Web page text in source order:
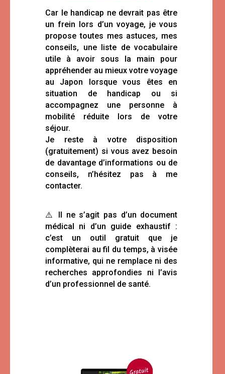
Car le handicap ne devrait pas être
un frein lors d’un voyage, je vous
propose toutes mes astuces, mes
conseils, une liste de vocabulaire
utile à avoir sous la main pour
appréhender au mieux votre voyage
au Japon lorsque vous êtes en
situation de handicap ou si
accompagnez une personne à
mobilité réduite lors de votre
séjour.
Je reste à votre disposition
(gratuitement) si vous avez besoin
de davantage d’informations ou de
conseils, n’hésitez pas à me
contacter.
⚠️ Il ne s’agit pas d’un document
médical ni d’un guide exhaustif :
c’est un outil gratuit que je
complèterai au fil du temps, à visée
informative, qui ne remplace ni des
recherches approfondies ni l’avis
d’un professionnel de santé.